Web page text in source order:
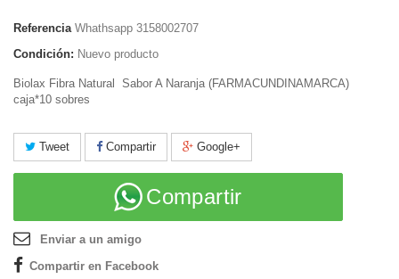
Referencia Whathsapp 3158002707
Condición: Nuevo producto
Biolax Fibra Natural Sabor A Naranja (FARMACUNDINAMARCA)
caja*10 sobres
Tweet Compartir Google+
Compartir
Enviar a un amigo
Compartir en Facebook